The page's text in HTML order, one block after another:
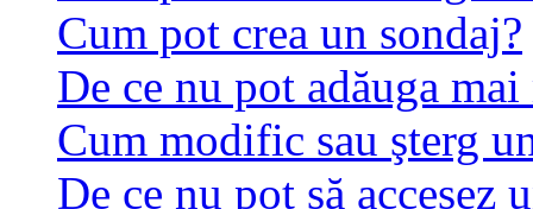
Cum pot crea un sondaj?
De ce nu pot adăuga
Cum modific sau şterg
De ce nu pot să accesez